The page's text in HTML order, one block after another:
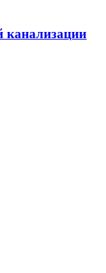
канализации